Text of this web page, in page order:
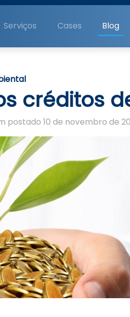
Serviços Cases Blog
créditos
10 de novembro de